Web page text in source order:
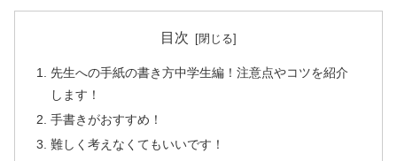
目次
先生への手紙の書き方中学生編！注意点やコツを紹介
します！
手書きがおすすめ！
難しく考えなくてもいいです！